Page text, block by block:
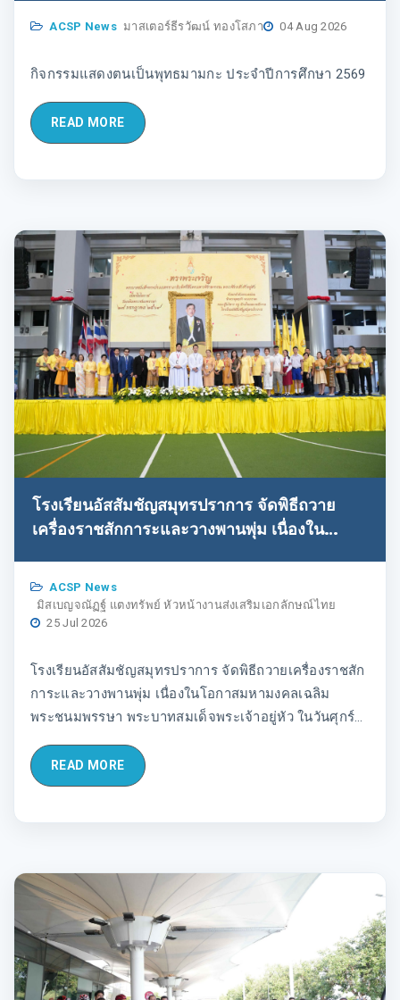
ACSP News มาสเตอร์ธีรวัฒน์ ทองโสภา 04 Aug 2026
กิจกรรมแสดงตนเป็นพุทธมามกะ ประจำปีการศึกษา 2569
READ MORE
โรงเรียนอัสสัมชัญสมุทรปราการ จัดพิธีถวาย
เครื่องราชสักการะและวางพานพุ่ม เนื่องใน
สมเด็จพระเจ้าอยู่หัว ในวันศุกร์ที่ ๒๔ กรกฎาคม
พ.ศ.๒๕๖๙ ณ St. Louis Arena
ACSP News
มิสเบญจณัฏฐ์ แตงทรัพย์ หัวหน้างานส่งเสริมเอกลักษณ์ไทย
25 Jul 2026
โรงเรียนอัสสัมชัญสมุทรปราการ จัดพิธีถวายเครื่องราชสัก
การะและวางพานพุ่ม เนื่องในโอกาสมหามงคลเฉลิม
พระชนมพรรษา พระบาทสมเด็จพระเจ้าอยู่หัว ในวันศุกร์ที่
READ MORE